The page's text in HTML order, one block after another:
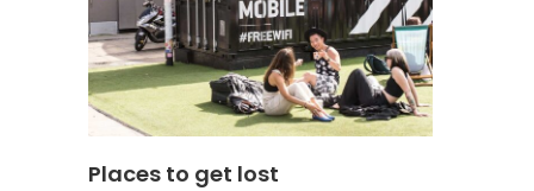
Places to get lost